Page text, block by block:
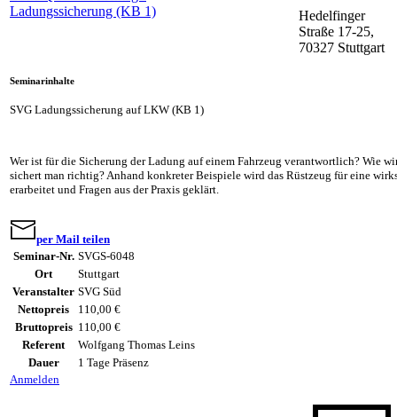
Ladungssicherung (KB 1)
Hedelfinger
Straße 17-25,
70327 Stuttgart
Seminarinhalte
SVG Ladungssicherung auf LKW (KB 1)
Wer ist für die Sicherung der Ladung auf einem Fahrzeug verantwortlich? Wie
sichert man richtig? Anhand konkreter Beispiele wird das Rüstzeug für eine
erarbeitet und Fragen aus der Praxis geklärt.
per Mail teilen
Seminar-Nr. SVGS-6048
Ort
Stuttgart
Veranstalter SVG Süd
Nettopreis
110,00 €
Bruttopreis 110,00 €
Referent
Wolfgang Thomas Leins
Dauer
1 Tage Präsenz
Anmelden